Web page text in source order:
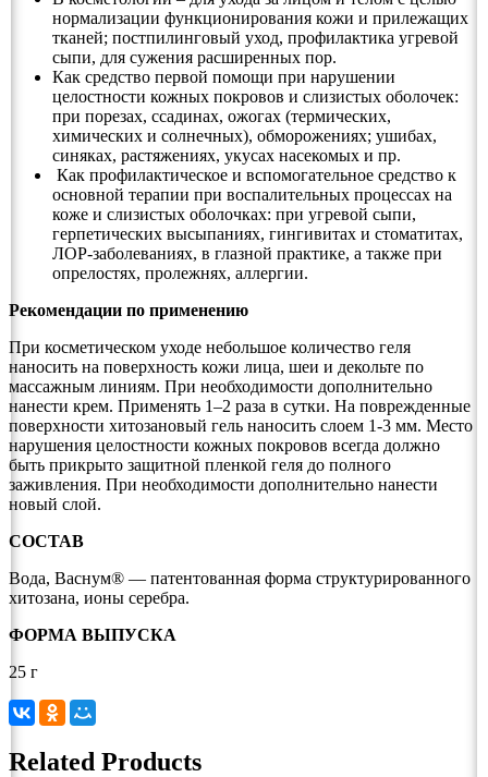
нормализации функционирования кожи и прилежащих
тканей; постпилинговый уход, профилактика угревой
сыпи, для сужения расширенных пор.
Как средство первой помощи при нарушении
целостности кожных покровов и слизистых оболочек:
при порезах, ссадинах, ожогах (термических,
химических и солнечных), обморожениях; ушибах,
синяках, растяжениях, укусах насекомых и пр.
Как профилактическое и вспомогательное средство к
основной терапии при воспалительных процессах на
коже и слизистых оболочках: при угревой сыпи,
герпетических высыпаниях, гингивитах и стоматитах,
ЛОР-заболеваниях, в глазной практике, а также при
опрелостях, пролежнях, аллергии.
Рекомендации по применению
При косметическом уходе небольшое количество геля
наносить на поверхность кожи лица, шеи и декольте по
массажным линиям. При необходимости дополнительно
нанести крем. Применять 1–2 раза в сутки. На поврежденные
поверхности хитозановый гель наносить слоем 1-3 мм. Место
нарушения целостности кожных покровов всегда должно
быть прикрыто защитной пленкой геля до полного
заживления. При необходимости дополнительно нанести
новый слой.
СОСТАВ
Вода, Васнум® — патентованная форма структурированного
хитозана, ионы серебра.
ФОРМА ВЫПУСКА
25 г
Related Products